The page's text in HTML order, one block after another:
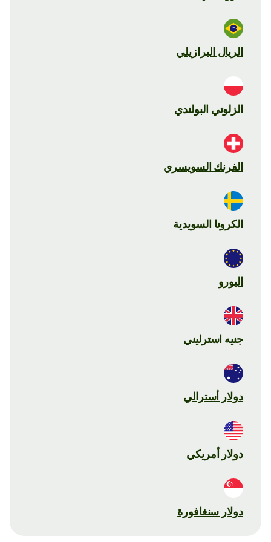
الريال البرازيلي
الزلوتي البولندي
الفرنك السويسري
الكرونا السويدية
اليورو
جنيه استرليني
دولار أسترالي
دولار أمريكي
دولار سنغافورة